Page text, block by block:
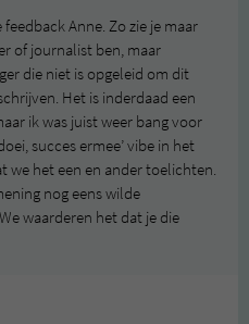
Anne. Zo zie je maar
of journalist ben, maar
die niet is opgeleid om dit
Het is inderdaad een
ik was juist weer bang voor
succes ermee’ vibe in het
we het een en ander toelichten.
nog eens wilde
waarderen het dat je die